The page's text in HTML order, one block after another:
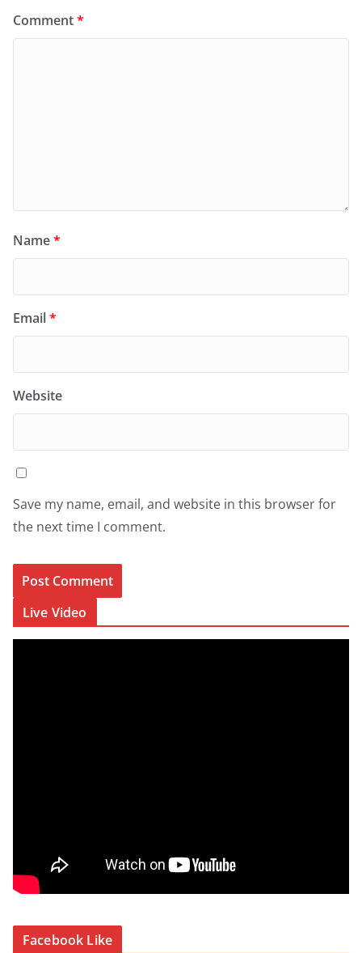
Comment*
Name*
Email*
Website
Save my name, email, and website in this browser for
the next time I comment.
Live Video
Facebook Like